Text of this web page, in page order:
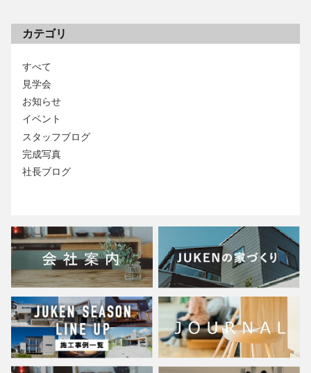
カテゴリ
すべて
見学会
お知らせ
イベント
スタッフブログ
完成写真
社長ブログ